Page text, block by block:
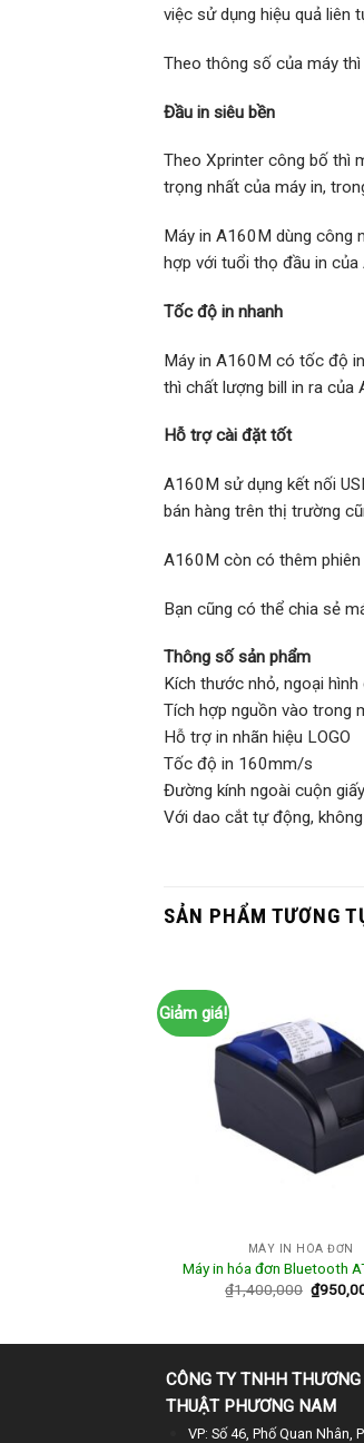
việc sử dụng hiệu quả liên
Theo thông số của máy
Đầu in siêu bền
Theo Xprinter công bố thì
trọng nhất của máy in,
Máy in A160M dùng công
hợp với tuổi thọ đầu in
Tốc độ in nhanh
Máy in A160M có tốc độ
thì chất lượng bill in ra của
Hỗ trợ cài đặt tốt
A160M sử dụng kết nối
bán hàng trên thị trường
A160M còn có thêm
Bạn cũng có thể chia sẻ
Thông số sản phẩm
Kích thước nhỏ, ngoại
Tích hợp nguồn vào trong
Hỗ trợ in nhãn hiệu LOGO
Tốc độ in 160mm/s
Đường kính ngoài cuộn
Với dao cắt tự động,
SẢN PHẨM TƯƠNG
Giảm giá!
MÁY IN HÓA ĐƠN
Máy in hóa đơn Bluetooth
₫1,400,000 ₫
CÔNG TY TNHH
THUẬT PHƯƠNG NAM
VP: Số 46, Phố Quan Nhân,